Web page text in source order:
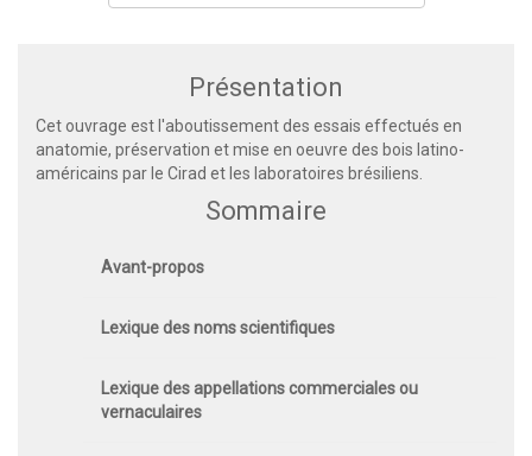
Présentation
Cet ouvrage est l'aboutissement des essais effectués en
anatomie, préservation et mise en oeuvre des bois latino-
américains par le Cirad et les laboratoires brésiliens.
Sommaire
Avant-propos
Lexique des noms scientifiques
Lexique des appellations commerciales ou
vernaculaires